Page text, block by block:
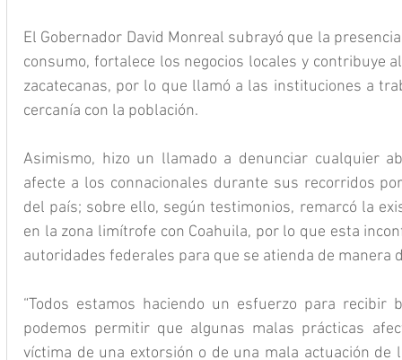
El Gobernador David Monreal subrayó que la
consumo, fortalece los negocios locales y contribuye
zacatecanas, por lo que llamó a las instituciones a
cercanía con la población.
Asimismo, hizo un llamado a denunciar cualquier
afecte a los connacionales durante sus recorridos
del país; sobre ello, según testimonios, remarcó la
en la zona limítrofe con Coahuila, por lo que esta
autoridades federales para que se atienda de manera
“Todos estamos haciendo un esfuerzo para recibir
podemos permitir que algunas malas prácticas
víctima de una extorsión o de una mala actuación de